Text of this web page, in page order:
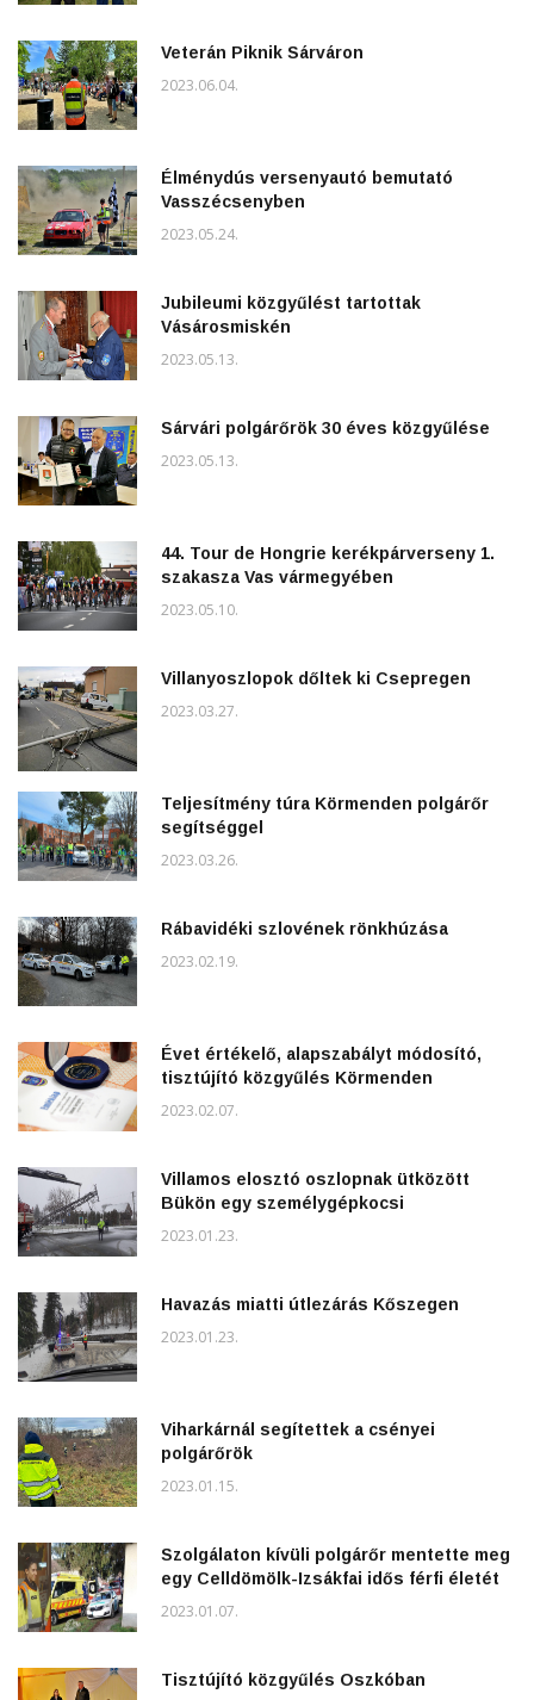
Veterán Piknik Sárváron
2023.06.04.
Élménydús versenyautó bemutató
Vasszécsenyben
2023.05.24.
Jubileumi közgyűlést tartottak
Vásárosmiskén
2023.05.13.
Sárvári polgárőrök 30 éves közgyűlése
2023.05.13.
44. Tour de Hongrie kerékpárverseny 1.
szakasza Vas vármegyében
2023.05.10.
Villanyoszlopok dőltek ki Csepregen
2023.03.27.
Teljesítmény túra Körmenden polgárőr
segítséggel
2023.03.26.
Rábavidéki szlovének rönkhúzása
2023.02.19.
Évet értékelő, alapszabályt módosító,
tisztújító közgyűlés Körmenden
2023.02.07.
Villamos elosztó oszlopnak ütközött
Bükön egy személygépkocsi
2023.01.23.
Havazás miatti útlezárás Kőszegen
2023.01.23.
Viharkárnál segítettek a csényei
polgárőrök
2023.01.15.
Szolgálaton kívüli polgárőr mentette meg
egy Celldömölk-Izsákfai idős férfi életét
2023.01.07.
Tisztújító közgyűlés Oszkóban